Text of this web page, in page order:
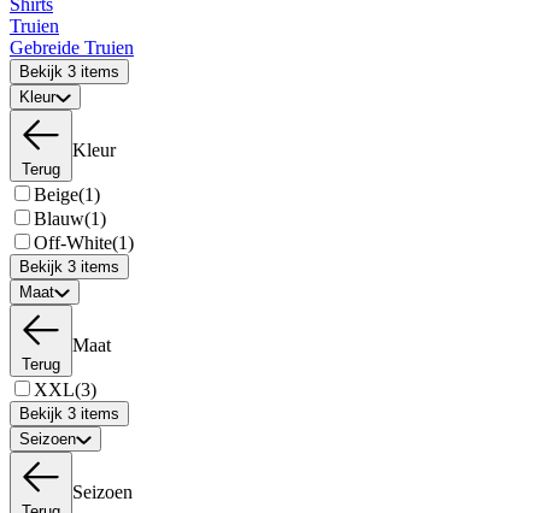
Shirts
Truien
Gebreide Truien
Bekijk 3 items
Kleur
Terug
Kleur
Beige(1)
Blauw(1)
Off-White(1)
Bekijk 3 items
Maat
Terug
Maat
XXL(3)
Bekijk 3 items
Seizoen
Seizoen